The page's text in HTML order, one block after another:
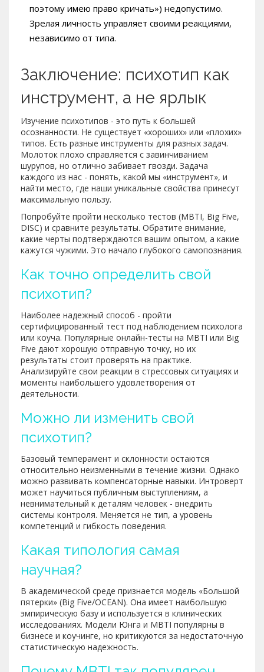
поэтому имею право кричать») недопустимо.
Зрелая личность управляет своими реакциями,
независимо от типа.
Заключение: психотип как
инструмент, а не ярлык
Изучение психотипов - это путь к большей
осознанности. Не существует «хороших» или «плохих»
типов. Есть разные инструменты для разных задач.
Молоток плохо справляется с завинчиванием
шурупов, но отлично забивает гвозди. Задача
каждого из нас - понять, какой мы «инструмент», и
найти место, где наши уникальные свойства принесут
максимальную пользу.
Попробуйте пройти несколько тестов (MBTI, Big Five,
DISC) и сравните результаты. Обратите внимание,
какие черты подтверждаются вашим опытом, а какие
кажутся чужими. Это начало глубокого самопознания.
Как точно определить свой
психотип?
Наиболее надежный способ - пройти
сертифицированный тест под наблюдением психолога
или коуча. Популярные онлайн-тесты на MBTI или Big
Five дают хорошую отправную точку, но их
результаты стоит проверять на практике.
Анализируйте свои реакции в стрессовых ситуациях и
моменты наибольшего удовлетворения от
деятельности.
Можно ли изменить свой
психотип?
Базовый темперамент и склонности остаются
относительно неизменными в течение жизни. Однако
можно развивать компенсаторные навыки. Интроверт
может научиться публичным выступлениям, а
невнимательный к деталям человек - внедрить
системы контроля. Меняется не тип, а уровень
компетенций и гибкость поведения.
Какая типология самая
научная?
В академической среде признается модель «Большой
пятерки» (Big Five/OCEAN). Она имеет наибольшую
эмпирическую базу и используется в клинических
исследованиях. Модели Юнга и MBTI популярны в
бизнесе и коучинге, но критикуются за недостаточную
статистическую надежность.